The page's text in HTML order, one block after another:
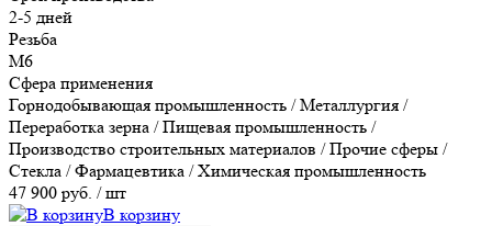
2-5 дней
Резьба
М6
Сфера применения
Горнодобывающая промышленность / Металлургия /
Переработка зерна / Пищевая промышленность /
Производство строительных материалов / Прочие сферы /
Стекла / Фармацевтика / Химическая промышленность
47 900 руб. / шт
В корзину